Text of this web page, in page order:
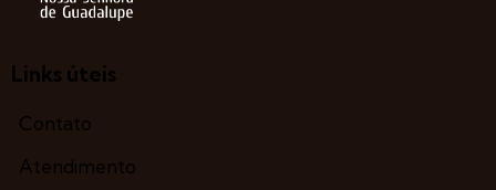
Links úteis
Contato
Atendimento